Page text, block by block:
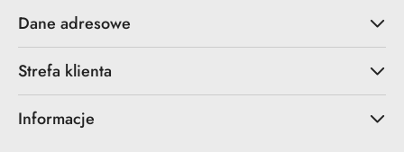
Dane adresowe
Strefa klienta
Informacje